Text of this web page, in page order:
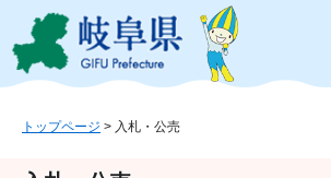
ジ
ュ
このページの本文へ
トップページ > 入札・公売